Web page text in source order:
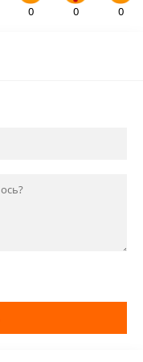
0 0 0